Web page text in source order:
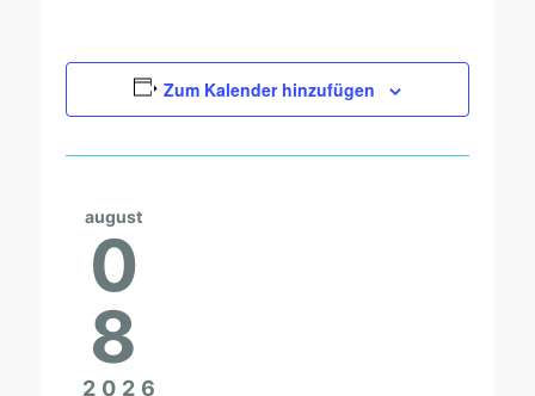
Zum Kalender hinzufügen
august
0
8
2026